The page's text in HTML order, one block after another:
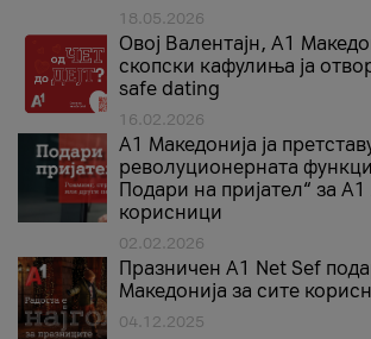
18.05.2026
Овој Валентајн, A1
скопски кафулиња ја
safe dating
16.02.2026
А1 Македонија ја
револуционерната
Подари на пријател“ за
корисници
02.02.2026
Празничен A1 Net Sеf
Македонија за сите
04.12.2025